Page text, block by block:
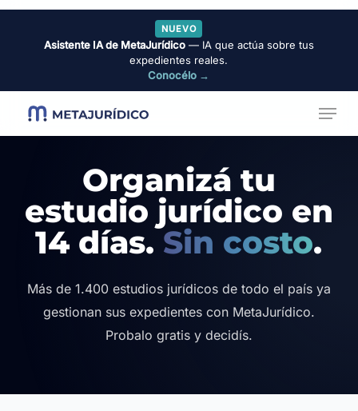
Skip
NUEVO
Asistente IA de MetaJurídico— IA que actúa sobre tus
expedientes reales.
Conocélo →
Menu
Organizá tu
estudio jurídico en
14 días.Sin costo.
Más de 1.400 estudios jurídicos de todo el país ya
gestionan sus expedientes con MetaJurídico.
Probalo gratis y decidís.